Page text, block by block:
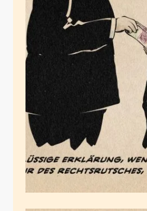
Nehmen
Merz weiß,
tut.
Oktober